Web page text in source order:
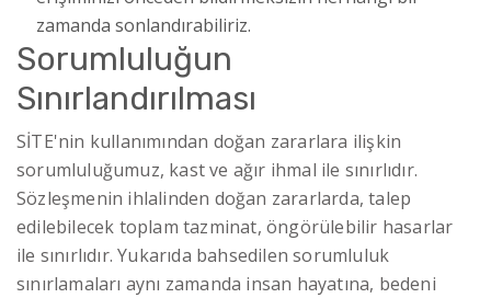
zamanda sonlandırabiliriz.
Sorumluluğun
Sınırlandırılması
SİTE'nin kullanımından doğan zararlara ilişkin
sorumluluğumuz, kast ve ağır ihmal ile sınırlıdır.
Sözleşmenin ihlalinden doğan zararlarda, talep
edilebilecek toplam tazminat, öngörülebilir hasarlar
ile sınırlıdır. Yukarıda bahsedilen sorumluluk
sınırlamaları aynı zamanda insan hayatına, bedeni